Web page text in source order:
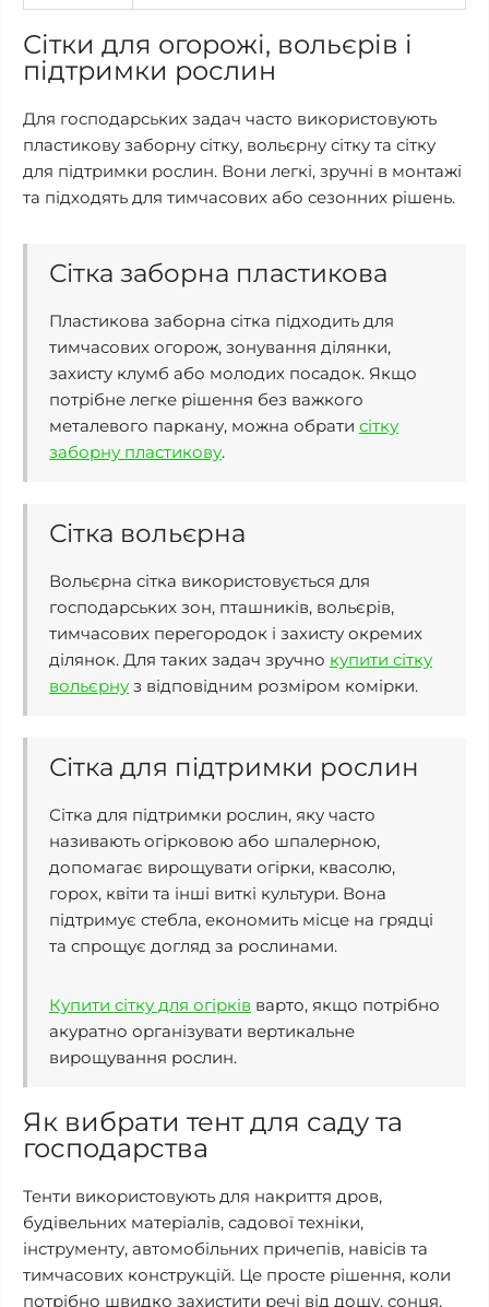
Сітки для огорожі, вольєрів і
підтримки рослин
Для господарських задач часто використовують
пластикову заборну сітку, вольєрну сітку та сітку
для підтримки рослин. Вони легкі, зручні в монтажі
та підходять для тимчасових або сезонних рішень.
Сітка заборна пластикова
Пластикова заборна сітка підходить для
тимчасових огорож, зонування ділянки,
захисту клумб або молодих посадок. Якщо
потрібне легке рішення без важкого
металевого паркану, можна обрати сітку
заборну пластикову.
Сітка вольєрна
Вольєрна сітка використовується для
господарських зон, пташників, вольєрів,
тимчасових перегородок і захисту окремих
ділянок. Для таких задач зручно купити сітку
вольєрну з відповідним розміром комірки.
Сітка для підтримки рослин
Сітка для підтримки рослин, яку часто
називають огірковою або шпалерною,
допомагає вирощувати огірки, квасолю,
горох, квіти та інші виткі культури. Вона
підтримує стебла, економить місце на грядці
та спрощує догляд за рослинами.
Купити сітку для огірків варто, якщо потрібно
акуратно організувати вертикальне
вирощування рослин.
Як вибрати тент для саду та
господарства
Тенти використовують для накриття дров,
будівельних матеріалів, садової техніки,
інструменту, автомобільних причепів, навісів та
тимчасових конструкцій. Це просте рішення, коли
потрібно швидко захистити речі від дощу, сонця,